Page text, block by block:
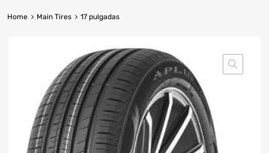
Home Main Tires 17 pulgadas